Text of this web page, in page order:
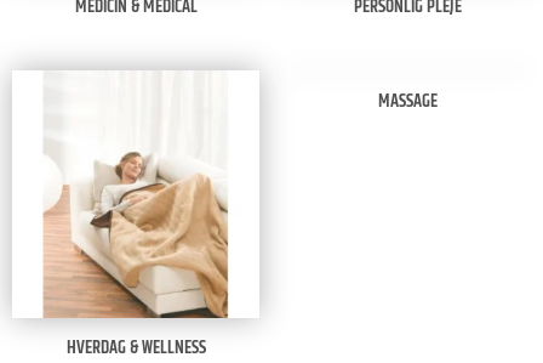
MEDICIN & MEDICAL PERSONLIG PLEJE
HVERDAG & WELLNESS
MASSAGE